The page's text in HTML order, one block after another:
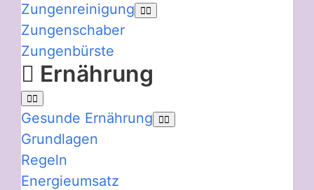
Zungenreinigung
Zungenschaber
Zungenbürste
Ernährung
Gesunde Ernährung
Grundlagen
Regeln
Energieumsatz